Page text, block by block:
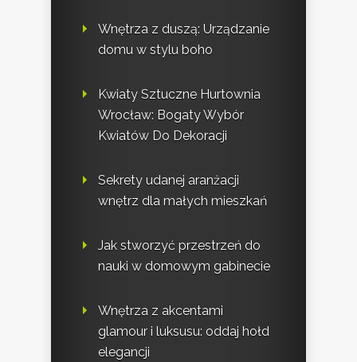
Wnętrza z duszą: Urządzanie
domu w stylu boho
Kwiaty Sztuczne Hurtownia
Wrocław: Bogaty Wybór
Kwiatów Do Dekoracji
Sekrety udanej aranżacji
wnętrz dla małych mieszkań
Jak stworzyć przestrzeń do
nauki w domowym gabinecie
Wnętrza z akcentami
glamour i luksusu: oddaj hołd
elegancji